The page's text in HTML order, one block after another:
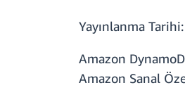
Yayınlanma Tarihi:
Amazon
Amazon Sanal